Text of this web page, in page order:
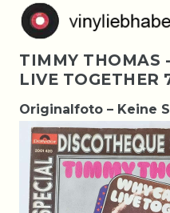
TIMMY THOMAS
LIVE TOGETHER
Originalfoto – Keine